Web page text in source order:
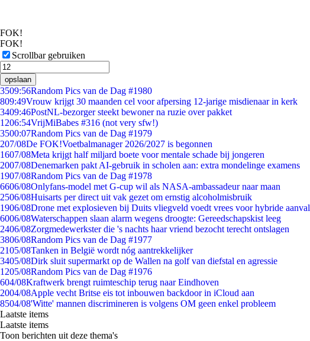
FOK!
FOK!
Scrollbar gebruiken
opslaan
3509:56Random Pics van de Dag #1980
809:49Vrouw krijgt 30 maanden cel voor afpersing 12-jarige misdienaar in kerk
3409:46PostNL-bezorger steekt bewoner na ruzie over pakket
1206:54VrijMiBabes #316 (not very sfw!)
3500:07Random Pics van de Dag #1979
207/08De FOK!Voetbalmanager 2026/2027 is begonnen
1607/08Meta krijgt half miljard boete voor mentale schade bij jongeren
2007/08Denemarken pakt AI-gebruik in scholen aan: extra mondelinge examens
1907/08Random Pics van de Dag #1978
6606/08Onlyfans-model met G-cup wil als NASA-ambassadeur naar maan
2506/08Huisarts per direct uit vak gezet om ernstig alcoholmisbruik
1906/08Drone met explosieven bij Duits vliegveld voedt vrees voor hybride aanval
6006/08Waterschappen slaan alarm wegens droogte: Gereedschapskist leeg
2406/08Zorgmedewerkster die 's nachts haar vriend bezocht terecht ontslagen
3806/08Random Pics van de Dag #1977
2105/08Tanken in België wordt nóg aantrekkelijker
3405/08Dirk sluit supermarkt op de Wallen na golf van diefstal en agressie
1205/08Random Pics van de Dag #1976
604/08Kraftwerk brengt ruimteschip terug naar Eindhoven
2004/08Apple vecht Britse eis tot inbouwen backdoor in iCloud aan
8504/08'Witte' mannen discrimineren is volgens OM geen enkel probleem
Laatste items
Laatste items
Toon berichten uit deze thema's